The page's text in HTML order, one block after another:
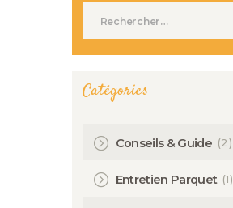
Catégories
Conseils & Guide (2)
Entretien Parquet (1)